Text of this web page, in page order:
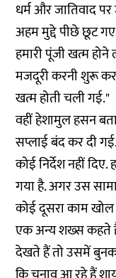
धर्म और जातिवाद
अहम मुद्दे पीछे छूट
हमारी पूंजी खत्म होने
मजदूरी करनी शुरू
खत्म होती चली गई."
वहीं हेशामुल हसन
सप्लाई बंद कर दी
कोई निर्देश नहीं
गया है. अगर उस
कोई दूसरा काम
एक अन्य शख्स कहते हैं,
देखते हैं तो उसमें